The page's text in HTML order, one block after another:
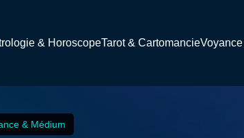
& HoroscopeTarot & Cartomancie
& Médium